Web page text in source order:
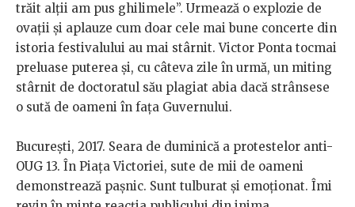
trăit alţii am pus ghilimele”. Urmează o explozie de
ovaţii şi aplauze cum doar cele mai bune concerte din
istoria festivalului au mai stârnit. Victor Ponta tocmai
preluase puterea şi, cu câteva zile în urmă, un miting
stârnit de doctoratul său plagiat abia dacă strânsese
o sută de oameni în faţa Guvernului.
Bucureşti, 2017. Seara de duminică a protestelor anti-
OUG 13. În Piaţa Victoriei, sute de mii de oameni
demonstrează paşnic. Sunt tulburat şi emoţionat. Îmi